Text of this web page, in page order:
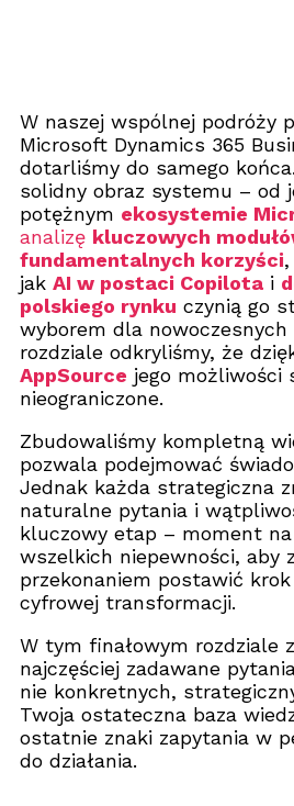
W naszej wspólnej podróży
Microsoft Dynamics 365
dotarliśmy do samego
solidny obraz systemu – od
potężnym ekosystemie
analizę kluczowych
fundamentalnych korzyści
jak AI w postaci Copilota i
polskiego rynku czynią go
wyborem dla
rozdziale odkryliśmy, że
AppSource jego możliwości
nieograniczone.
Zbudowaliśmy kompletną
pozwala podejmować
Jednak każda strategiczna
naturalne pytania i
kluczowy etap – moment
wszelkich niepewności, aby
przekonaniem postawić
cyfrowej transformacji.
W tym finałowym rozdziale
najczęściej zadawane
nie konkretnych,
Twoja ostateczna baza
ostatnie znaki zapytania w
do działania.